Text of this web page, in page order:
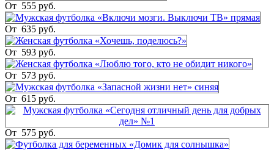
От 555 руб.
От 635 руб.
От 593 руб.
От 573 руб.
От 615 руб.
От 575 руб.